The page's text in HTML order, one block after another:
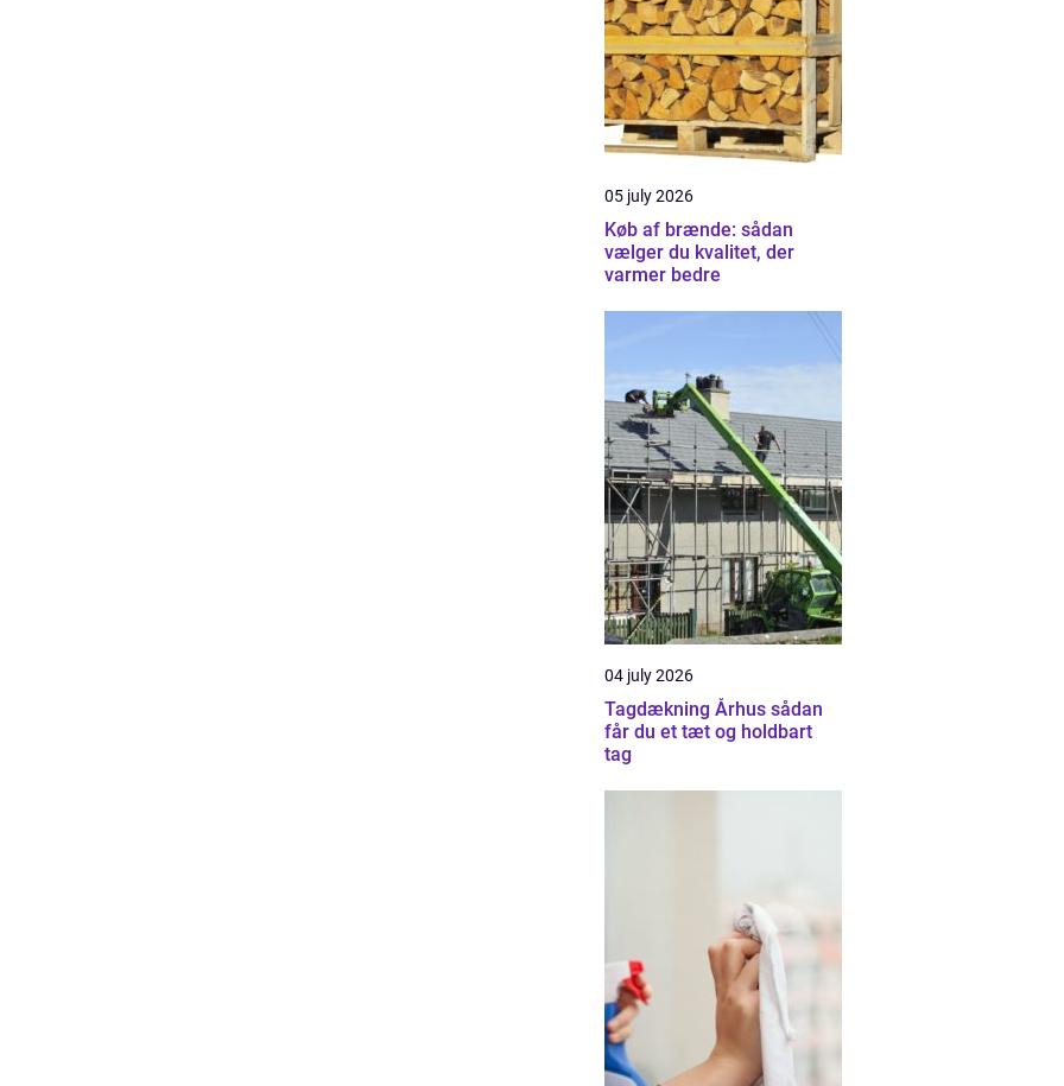
05 july 2026
Køb af brænde: sådan
vælger du kvalitet, der
varmer bedre
04 july 2026
Tagdækning Århus sådan
får du et tæt og holdbart
tag